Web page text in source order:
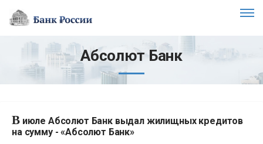
Абсолют Банк
Виюле Абсолют Банк выдал жилищных кредитов
на сумму - «Абсолют Банк»